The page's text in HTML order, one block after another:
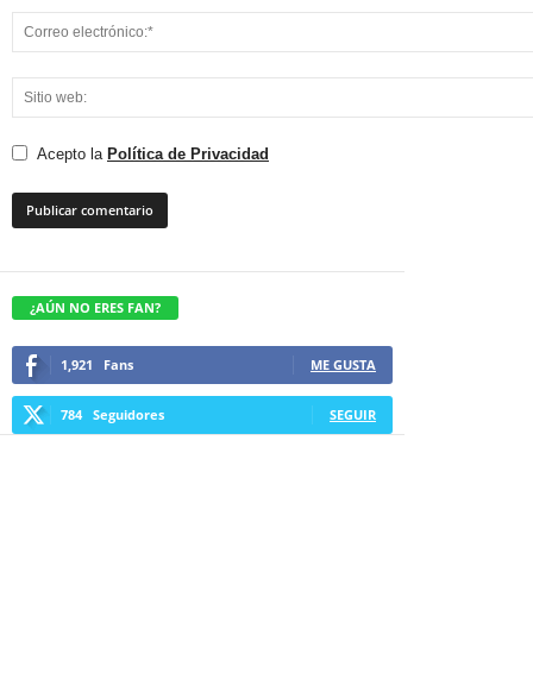
Acepto la Política de Privacidad
¿AÚN NO ERES FAN?
1,921 Fans ME GUSTA
784 Seguidores SEGUIR